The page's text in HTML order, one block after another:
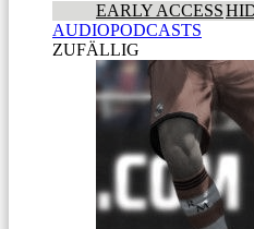
EARLY ACCESS
AUDIOPODCASTS
ZUFÄLLIG